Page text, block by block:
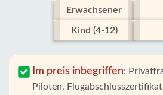
Erwachsener
Kind (4-12)
Im preis inbegriffen:
Piloten,